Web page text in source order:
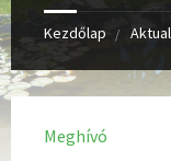
Kezdőlap
Meghívó